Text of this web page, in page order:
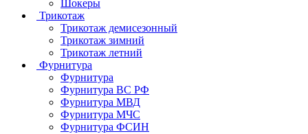
Шокеры
Трикотаж
Трикотаж демисезонный
Трикотаж зимний
Трикотаж летний
Фурнитура
Фурнитура
Фурнитура ВС РФ
Фурнитура МВД
Фурнитура МЧС
Фурнитура ФСИН